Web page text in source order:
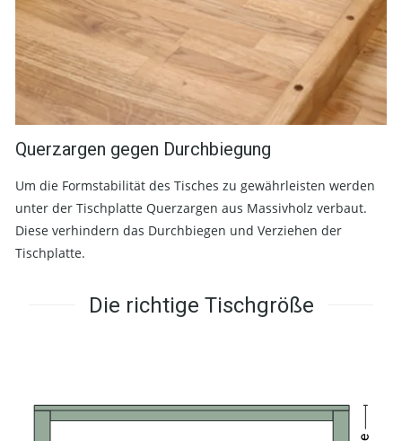
Querzargen gegen Durchbiegung
Um die Formstabilität des Tisches zu gewährleisten werden
unter der Tischplatte Querzargen aus Massivholz verbaut.
Diese verhindern das Durchbiegen und Verziehen der
Tischplatte.
Die richtige Tischgröße